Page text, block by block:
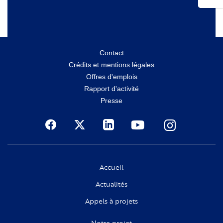
Contact
Crédits et mentions légales
Offres d'emplois
Rapport d'activité
Presse
Social
Accueil
Actualités
Appels à projets